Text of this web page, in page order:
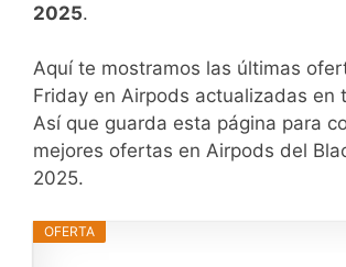
2025.
Aquí te mostramos las últimas
Friday en Airpods actualizadas en
Así que guarda esta página para
mejores ofertas en Airpods del
2025.
OFERTA